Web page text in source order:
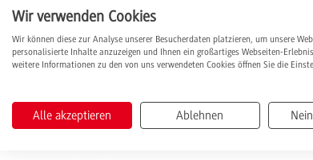
Schwerpunkt Mediapublishing und
Gestaltung
Duale Partner
Wir verwenden Cookies
Wir können diese zur Analyse unserer Besucherdaten platzieren, um unsere
personalisierte Inhalte anzuzeigen und Ihnen ein großartiges Webseiten-
weitere Informationen zu den von uns verwendeten Cookies öffnen Sie die
Alle akzeptieren Ablehnen